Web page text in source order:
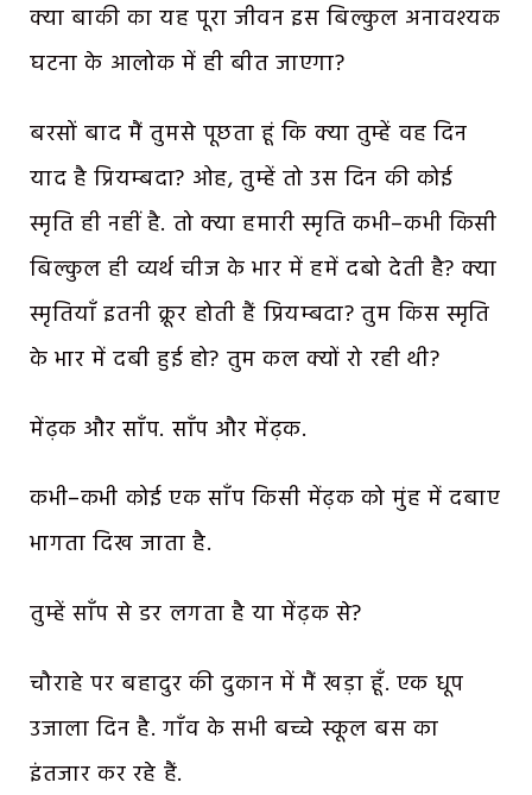
क्या बाकी का यह पूरा जीवन इस बिल्कुल अनावश्यक
घटना के आलोक में ही बीत जाएगा?
बरसों बाद मैं तुमसे पूछता हूं कि क्या तुम्हें वह दिन
याद है प्रियम्बदा? ओह, तुम्हें तो उस दिन की कोई
स्मृति ही नहीं है. तो क्या हमारी स्मृति कभी–कभी किसी
बिल्कुल ही व्यर्थ चीज के भार में हमें दबो देती है? क्या
स्मृतियाँ इतनी क्रूर होती हैं प्रियम्बदा? तुम किस स्मृति
के भार में दबी हुई हो? तुम कल क्यों रो रही थी?
मेंढ़क और साँप. साँप और मेंढ़क.
कभी–कभी कोई एक साँप किसी मेंढ़क को मुंह में दबाए
भागता दिख जाता है.
तुम्हें साँप से डर लगता है या मेंढ़क से?
चौराहे पर बहादुर की दुकान में मैं खड़ा हूँ. एक धूप
उजाला दिन है. गाँव के सभी बच्चे स्कूल बस का
इंतजार कर रहे हैं.